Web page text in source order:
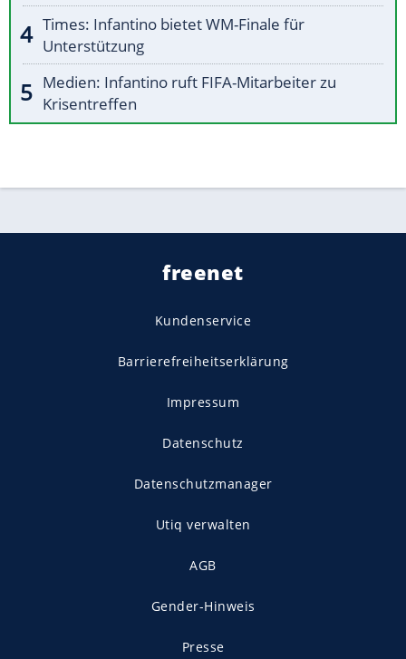
Times: Infantino bietet WM-Finale für
Unterstützung
Medien: Infantino ruft FIFA-Mitarbeiter zu
Krisentreffen
freenet
Kundenservice
Barrierefreiheitserklärung
Impressum
Datenschutz
Datenschutzmanager
Utiq verwalten
AGB
Gender-Hinweis
Presse